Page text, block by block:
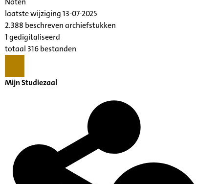
laatste wijziging 13-07-2025
2.388 beschreven archiefstukken
1 gedigitaliseerd
totaal 316 bestanden
Mijn Studiezaal